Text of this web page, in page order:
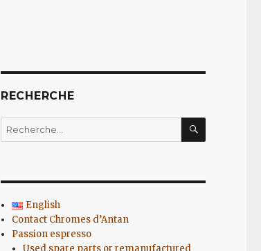
RECHERCHE
Recherche
pour
English
Contact Chromes d’Antan
Passion espresso